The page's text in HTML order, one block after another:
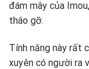
đám mây của
tháo gỡ.
Tính năng này rất
xuyên có người ra